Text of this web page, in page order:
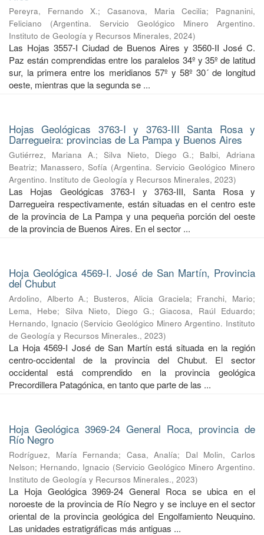
Pereyra, Fernando X.;Casanova, Maria Cecilia; Pagnanini,
Feliciano
(Argentina. Servicio Geológico Minero Argentino.
Instituto de Geología y Recursos Minerales, 2024)
Las Hojas 3557-I Ciudad de Buenos Aires y 3560-II José C.
Paz están comprendidas entre los paralelos 34º y 35º de latitud
sur, la primera entre los meridianos 57º y 58º 30´ de longitud
oeste, mientras que la segunda se ...
Hojas Geológicas 3763-I y 3763-III Santa Rosa y
Darregueira: provincias de La Pampa y Buenos Aires
Gutiérrez, Mariana A.; Silva Nieto, Diego G.; Balbi, Adriana
Beatriz; Manassero, Sofía (Argentina. Servicio Geológico Minero
Argentino. Instituto de Geología y Recursos Minerales, 2023)
Las Hojas Geológicas 3763-I y 3763-III, Santa Rosa y
Darregueira respectivamente, están situadas en el centro este
de la provincia de La Pampa y una pequeña porción del oeste
de la provincia de Buenos Aires. En el sector ...
Hoja Geológica 4569-I. José de San Martín, Provincia
del Chubut
Ardolino, Alberto A.; Busteros, Alicia Graciela; Franchi, Mario;
Lema, Hebe; Silva Nieto, Diego G.;Giacosa, Raúl Eduardo;
Hernando, Ignacio (Servicio Geológico Minero Argentino. Instituto
de Geología y Recursos Minerales., 2023)
La Hoja 4569-I José de San Martín está situada en la región
centro-occidental de la provincia del Chubut. El sector
occidental está comprendido en la provincia geológica
Precordillera Patagónica, en tanto que parte de las ...
Hoja Geológica 3969-24 General Roca, provincia de
Río Negro
Rodríguez, María Fernanda; Casa, Analía; Dal Molin, Carlos
Nelson; Hernando, Ignacio (Servicio Geológico Minero Argentino.
Instituto de Geología y Recursos Minerales., 2023)
La Hoja Geológica 3969-24 General Roca se ubica en el
noroeste de la provincia de Río Negro y se incluye en el sector
oriental de la provincia geológica del Engolfamiento Neuquino.
Las unidades estratigráficas más antiguas ...